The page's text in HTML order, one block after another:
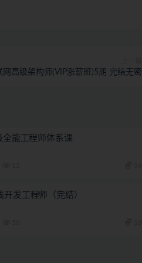
网高级架构师(VIP涨薪班)5期 完结无密
全能工程师体系课
开发工程师（完结）